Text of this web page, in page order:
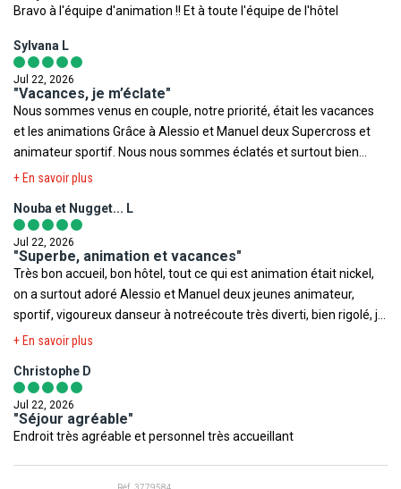
de l'humour ; Sara pour sa joie de vivre, sa bienveillance et les
sport, cela m’a permis de libérer les tensions musculaires
présentes ; Manu pour son dynamisme à l'aquagym. Sans oublier
Buba, le responsable d'animation, qui déborde d’énergie pour
présenter tout le monde. Mauricio pour ses mix de genie.
Bravo à l'équipe d'animation !! Et à toute l'équipe de l'hôtel
Sylvana L
Jul 22, 2026
"Vacances, je m’éclate"
Nous sommes venus en couple, notre priorité, était les vacances
et les animations Grâce à Alessio et Manuel deux Supercross et
animateur sportif. Nous nous sommes éclatés et surtout bien
amusés je conseille fortement, je pense que les prochaines je Si
+ En savoir plus
Nouba et Nugget... L
Jul 22, 2026
"Superbe, animation et vacances"
Très bon accueil, bon hôtel, tout ce qui est animation était nickel,
on a surtout adoré Alessio et Manuel deux jeunes animateur,
sportif, vigoureux danseur à notreécoute très diverti, bien rigolé, je
conseille fortement
+ En savoir plus
Christophe D
Jul 22, 2026
"Séjour agréable"
Endroit très agréable et personnel très accueillant